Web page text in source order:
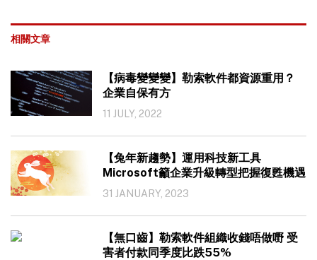
相關文章
【病毒變變變】勒索軟件都資源重用？
企業自保有方
11 JULY, 2022
【兔年新趨勢】運用科技新工具
Microsoft籲企業升級轉型把握復甦機遇
31 JANUARY, 2023
【無口齒】勒索軟件組織收錢唔做嘢 受
害者付款同季度比跌55%